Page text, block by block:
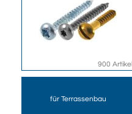
900 Artikel
für Terrassenbau